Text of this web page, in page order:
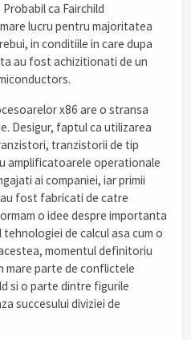
ca Fairchild
lucru pentru majoritatea
in conditiile in care dupa
au fost achizitionati de un
x86 are o stransa
Desigur, faptul ca utilizarea
tranzistorii de tip
amplificatoarele operationale
ai companiei, iar primii
au fost fabricati de catre
o idee despre importanta
de calcul asa cum o
momentul definitoriu
mare parte de conflictele
si o parte dintre figurile
succesului diviziei de